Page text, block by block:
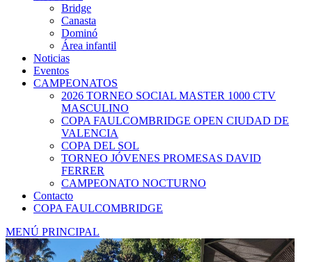
Bridge
Canasta
Dominó
Área infantil
Noticias
Eventos
CAMPEONATOS
2026 TORNEO SOCIAL MASTER 1000 CTV
MASCULINO
COPA FAULCOMBRIDGE OPEN CIUDAD DE
VALENCIA
COPA DEL SOL
TORNEO JÓVENES PROMESAS DAVID
FERRER
CAMPEONATO NOCTURNO
Contacto
COPA FAULCOMBRIDGE
MENÚ PRINCIPAL